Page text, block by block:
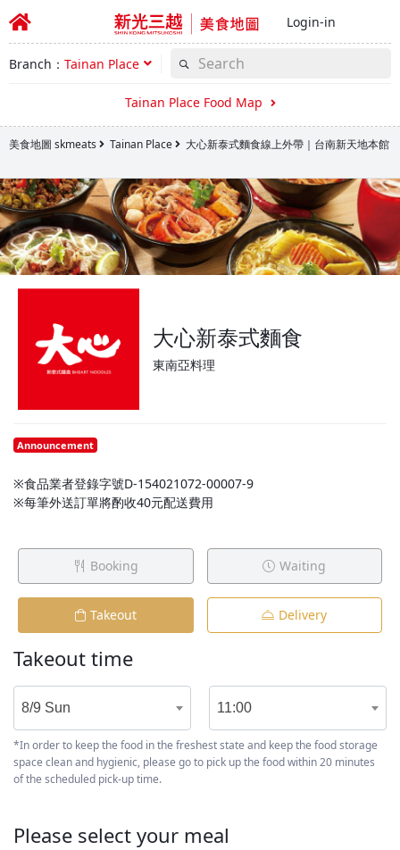
Login-in
Branch： Tainan Place
Tainan Place Food Map
美食地圖 skmeats Tainan Place 大心新泰式麵食線上外帶｜台南新天地本館
大心新泰式麵食
東南亞料理
Announcement
※食品業者登錄字號D-154021072-00007-9
※每筆外送訂單將酌收40元配送費用
Booking Waiting
Takeout Delivery
Takeout time
8/9 Sun 11:00
*In order to keep the food in the freshest state and keep the food storage
space clean and hygienic, please go to pick up the food within 20 minutes
of the scheduled pick-up time.
Please select your meal